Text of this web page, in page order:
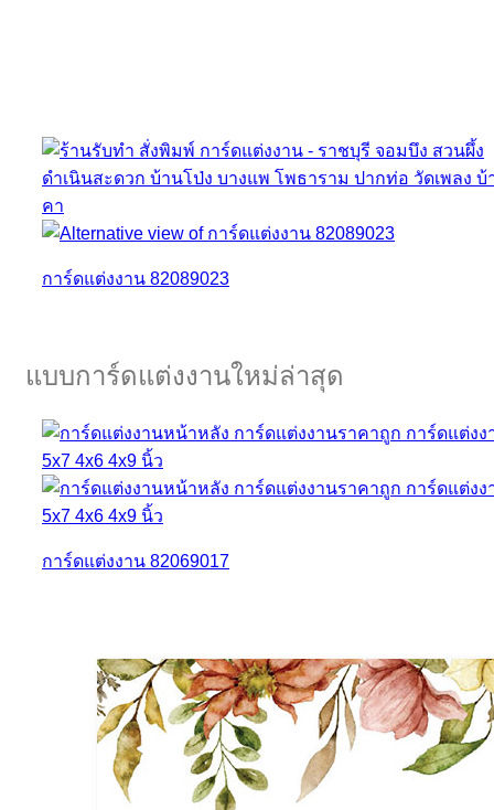
การ์ดแต่งงาน 82089023
แบบการ์ดแต่งงานใหม่ล่าสุด
การ์ดแต่งงาน 82069017